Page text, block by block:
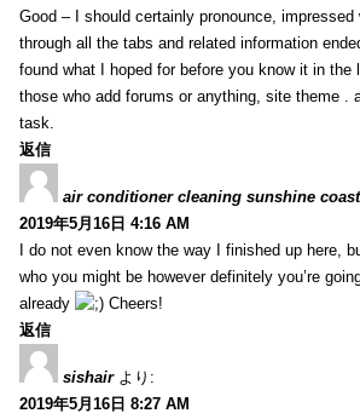
Good – I should certainly pronounce,
through all the tabs and related information
found what I hoped for before you know it in
those who add forums or anything, site theme
task.
返信
air conditioner cleaning sunshine coast
2019年5月16日 4:16 AM
I do not even know the way I finished up here,
who you might be however definitely you’re
already
Cheers!
返信
sishair より:
2019年5月16日 8:27 AM